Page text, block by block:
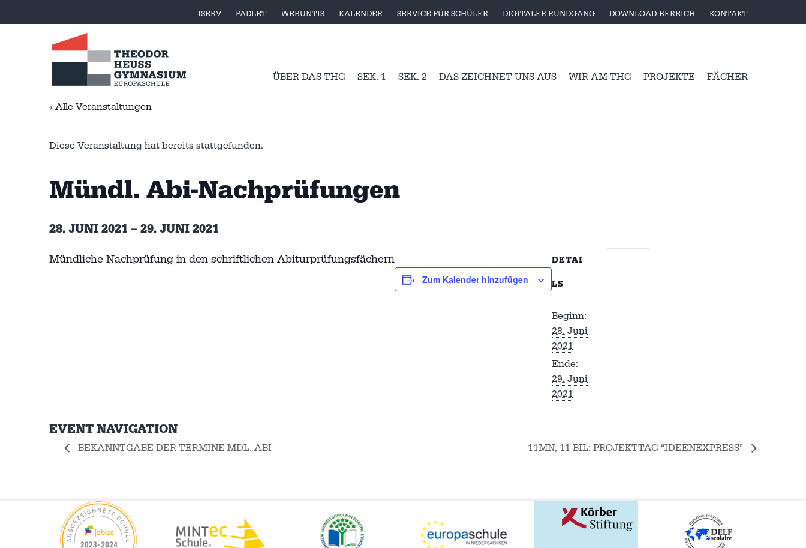
ISERV PADLET WEBUNTIS KALENDER SERVICE FÜR SCHÜLER DIGITALER RUNDGANG DOWNLOAD-BEREICH KONTAKT
ÜBER DAS THG SEK. 1 SEK. 2 DAS ZEICHNET UNS AUS WIR AM THG PROJEKTE FÄCHER
« Alle Veranstaltungen
Diese Veranstaltung hat bereits stattgefunden.
Mündl. Abi-Nachprüfungen
28. JUNI 2021 –29. JUNI 2021
Mündliche Nachprüfung in den schriftlichen Abiturprüfungsfächern
Zum Kalender hinzufügen
DETAI
LS
Beginn:
28. Juni
2021
Ende:
29. Juni
2021
EVENT NAVIGATION
BEKANNTGABE DER TERMINE MDL. ABI 11MN, 11 BIL: PROJEKTTAG “IDEENEXPRESS”